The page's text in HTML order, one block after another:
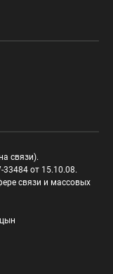
связи).
от 15.10.08.
связи и массовых